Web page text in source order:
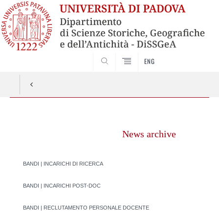
ENG
News archive
BANDI | INCARICHI DI RICERCA
BANDI | INCARICHI POST-DOC
BANDI | RECLUTAMENTO PERSONALE DOCENTE